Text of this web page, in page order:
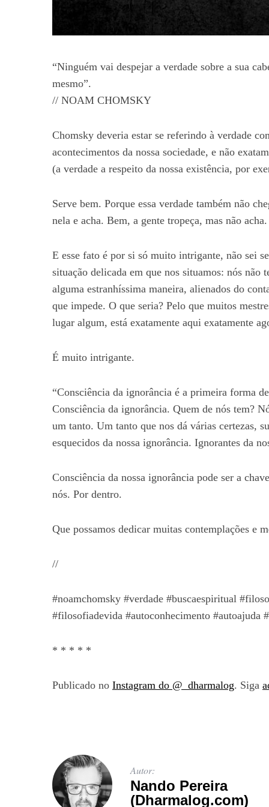
“Ninguém vai despejar a verdade sobre a sua
mesmo”.
// NOAM CHOMSKY
Chomsky deveria estar se referindo à verdade
acontecimentos da nossa sociedade, e não
(a verdade a respeito da nossa existência, por
Serve bem. Porque essa verdade também não
nela e acha. Bem, a gente tropeça, mas não acha.
E esse fato é por si só muito intrigante, não sei
situação delicada em que nos situamos: nós não
alguma estranhíssima maneira, alienados do
que impede. O que seria? Pelo que muitos
lugar algum, está exatamente aqui exatamente
É muito intrigante.
“Consciência da ignorância é a primeira forma
Consciência da ignorância. Quem de nós tem?
um tanto. Um tanto que nos dá várias certezas,
esquecidos da nossa ignorância. Ignorantes da
Consciência da nossa ignorância pode ser a
nós. Por dentro.
Que possamos dedicar muitas contemplações e
//
#noamchomsky #verdade #buscaespiritual
#filosofiadevida #autoconhecimento #autoajuda
* * * * *
Publicado no Instagram do @_dharmalog. Siga
Autor:
Nando Pereira
(Dharmalog.com)